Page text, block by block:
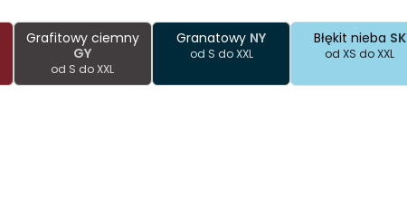
Grafitowy ciemny
GY
od S do XXL
Granatowy NY
od S do XXL
Błękit nieba SK
od XS do XXL